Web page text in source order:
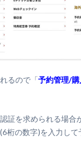
るので「予約管理/
証を求められる場合
桁の数字)を入力して